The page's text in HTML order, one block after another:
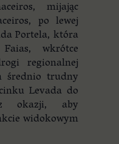
mijając
po lewej
Portela, która
wkrótce
regionalnej
średnio trudny
Levada do
okazji, aby
widokowym